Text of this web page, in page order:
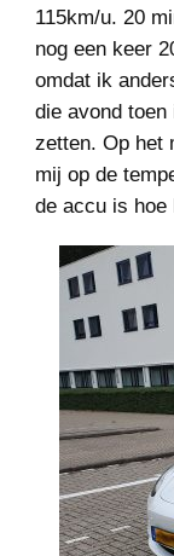
115km/u. 20
nog een keer
omdat ik
die avond
zetten. Op het
mij op de
de accu is hoe